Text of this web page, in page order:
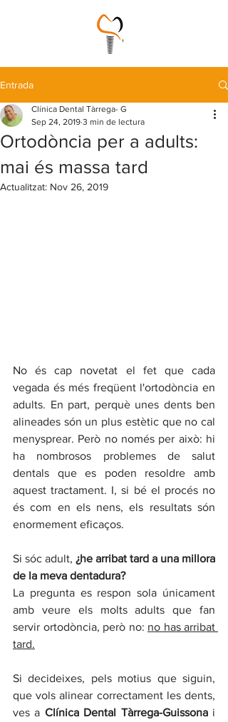
Entrada
Ortodòncia per a adults:
mai és massa tard
Clínica Dental Tàrrega- G
Sep 24, 2019 3 min de lectura
Actualitzat: Nov 26, 2019
No és cap novetat el fet que cada
vegada és més freqüent l'ortodòncia en
adults. En part, perquè unes dents ben
alineades són un plus estètic que no cal
menysprear. Però no només per això: hi
ha nombrosos problemes de salut
dentals que es poden resoldre amb
aquest tractament. I, si bé el procés no
és com en els nens, els resultats són
enormement eficaços.
Si sóc adult, ¿he arribat tard a una millora
de la meva dentadura?
La pregunta es respon sola únicament
amb veure els molts adults que fan
servir ortodòncia, però no: no has arribat
tard.
Si decideixes, pels motius que siguin,
que vols alinear correctament les dents,
ves a Clínica Dental Tàrrega-Guissona i